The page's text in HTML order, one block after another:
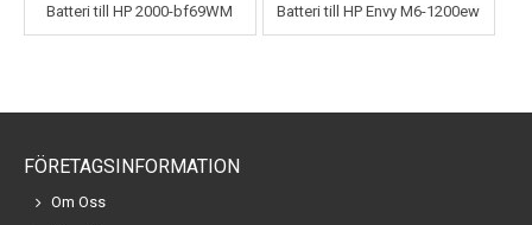
Batteri till HP 2000-bf69WM Batteri till HP Envy M6-1200ew
FÖRETAGSINFORMATION
Om Oss